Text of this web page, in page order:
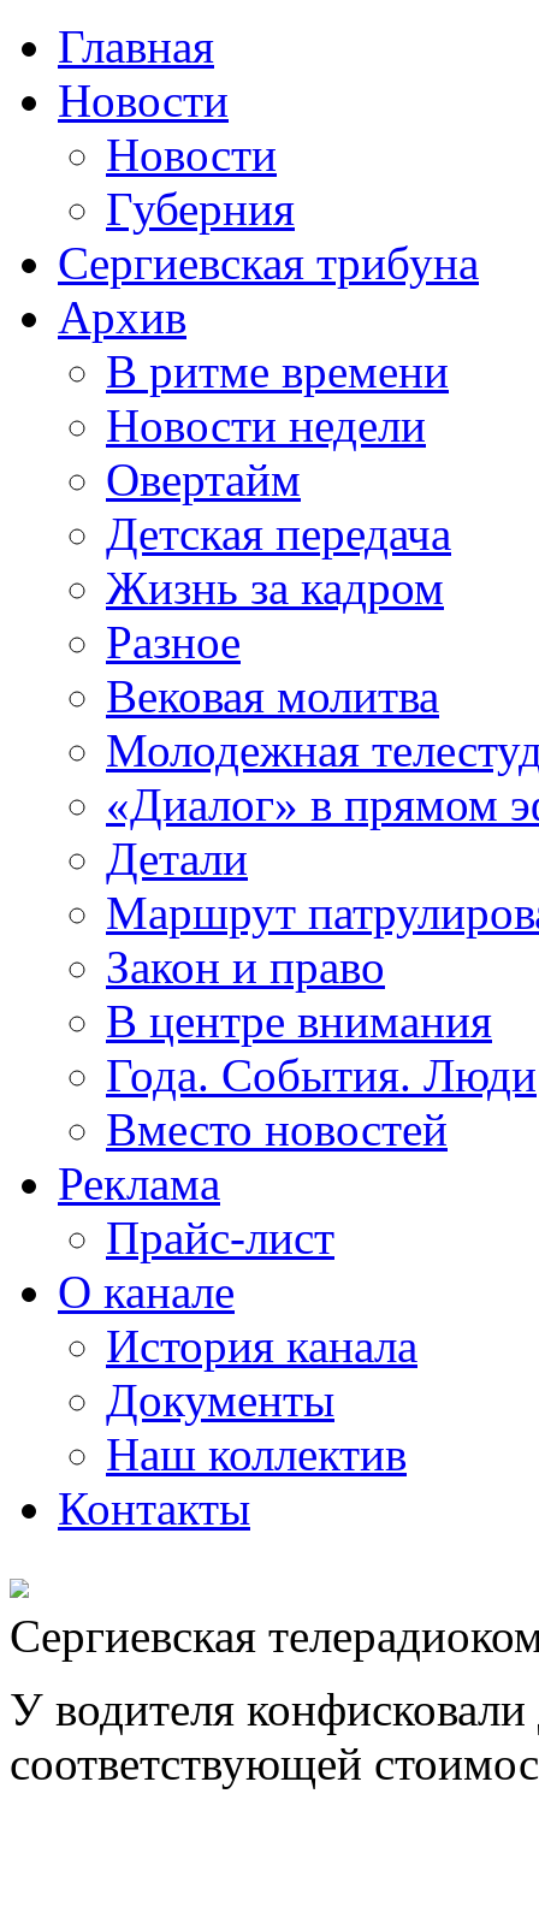
Главная
Новости
Новости
Губерния
Сергиевская трибуна
Архив
В ритме времени
Новости недели
Овертайм
Детская передача
Жизнь за кадром
Разное
Вековая молитва
Молодежная
«Диалог» в прямом
Детали
Маршрут
Закон и право
В центре внимания
Года. События. Люди
Вместо новостей
Реклама
Прайс-лист
О канале
История канала
Документы
Наш коллектив
Контакты
Сергиевская
У водителя
соответствующей